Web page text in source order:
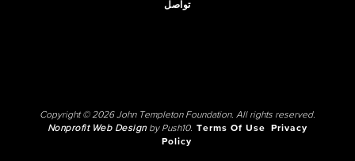
تواصل
Copyright © 2026 John Templeton Foundation. All rights reserved.
Nonprofit Web Designby Push10. Terms Of Use
Privacy
Policy